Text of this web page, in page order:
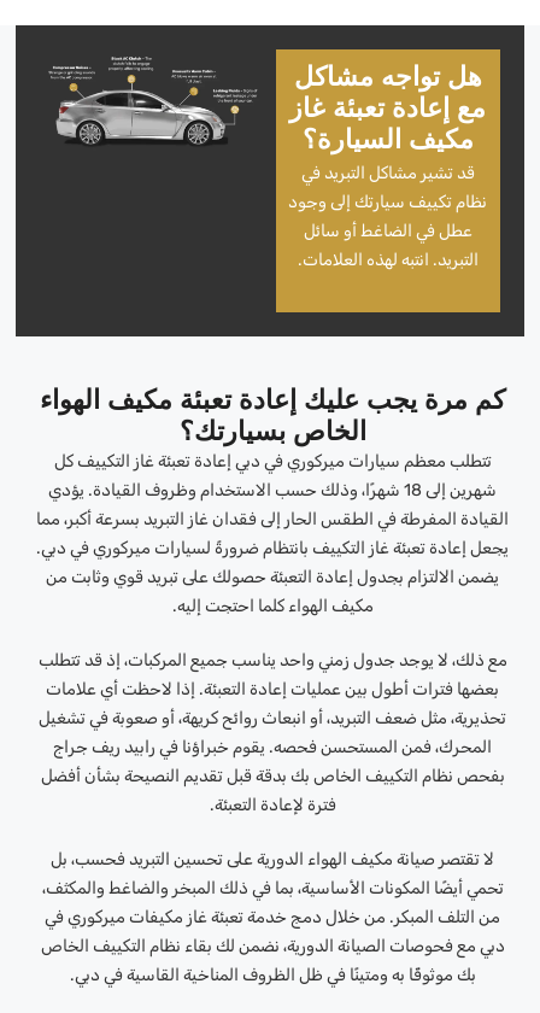
هل تواجه مشاكل
مع إعادة تعبئة غاز
مكيف السيارة؟
قد تشير مشاكل التبريد في
نظام تكييف سيارتك إلى وجود
عطل في الضاغط أو سائل
التبريد. انتبه لهذه العلامات.
كم مرة يجب عليك إعادة تعبئة مكيف الهواء
الخاص بسيارتك؟
تتطلب معظم سيارات ميركوري في دبي إعادة تعبئة غاز التكييف كل
شهرين إلى 18 شهرًا، وذلك حسب الاستخدام وظروف القيادة. يؤدي
القيادة المفرطة في الطقس الحار إلى فقدان غاز التبريد بسرعة أكبر، مما
يجعل إعادة تعبئة غاز التكييف بانتظام ضرورةً لسيارات ميركوري في دبي.
يضمن الالتزام بجدول إعادة التعبئة حصولك على تبريد قوي وثابت من
مكيف الهواء كلما احتجت إليه.
مع ذلك، لا يوجد جدول زمني واحد يناسب جميع المركبات، إذ قد تتطلب
بعضها فترات أطول بين عمليات إعادة التعبئة. إذا لاحظت أي علامات
تحذيرية، مثل ضعف التبريد، أو انبعاث روائح كريهة، أو صعوبة في تشغيل
المحرك، فمن المستحسن فحصه. يقوم خبراؤنا في رابيد ريف جراج
بفحص نظام التكييف الخاص بك بدقة قبل تقديم النصيحة بشأن أفضل
فترة لإعادة التعبئة.
لا تقتصر صيانة مكيف الهواء الدورية على تحسين التبريد فحسب، بل
تحمي أيضًا المكونات الأساسية، بما في ذلك المبخر والضاغط والمكثف،
من التلف المبكر. من خلال دمج خدمة تعبئة غاز مكيفات ميركوري في
دبي مع فحوصات الصيانة الدورية، نضمن لك بقاء نظام التكييف الخاص
بك موثوقًا به ومتينًا في ظل الظروف المناخية القاسية في دبي.